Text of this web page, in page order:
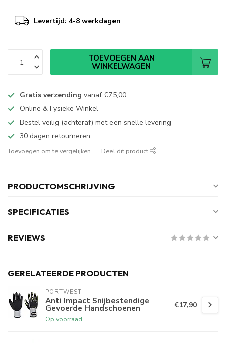
Levertijd: 4-8 werkdagen
TOEVOEGEN AAN
WINKELWAGEN
Gratis verzending vanaf€75,00
Online & Fysieke Winkel
Bestel veilig (achteraf) met een snelle levering
30 dagen retourneren
Toevoegen om te vergelijken Deel dit product
PRODUCTOMSCHRIJVING
SPECIFICATIES
REVIEWS
GERELATEERDE PRODUCTEN
PORTWEST
Anti Impact Snijbestendige
Gevoerde Handschoenen
Op voorraad
€17,90